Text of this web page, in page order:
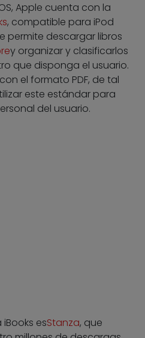
Apple cuenta con la
, compatible para iPod
permite descargar libros
y organizar y clasificarlos
que disponga el usuario.
el formato PDF, de tal
este estándar para
del usuario.
esStanza, que